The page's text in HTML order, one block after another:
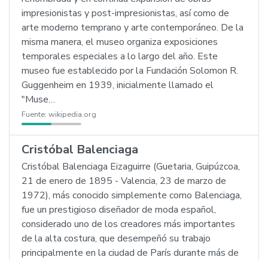
impresionistas y post-impresionistas, así como de
arte moderno temprano y arte contemporáneo. De la
misma manera, el museo organiza exposiciones
temporales especiales a lo largo del año. Este
museo fue establecido por la Fundación Solomon R.
Guggenheim en 1939, inicialmente llamado el
"Muse…
Fuente: wikipedia.org
Cristóbal Balenciaga
Cristóbal Balenciaga Eizaguirre (Guetaria, Guipúzcoa,
21 de enero de 1895 - Valencia, 23 de marzo de
1972), más conocido simplemente como Balenciaga,
fue un prestigioso diseñador de moda español,
considerado uno de los creadores más importantes
de la alta costura, que desempeñó su trabajo
principalmente en la ciudad de París durante más de